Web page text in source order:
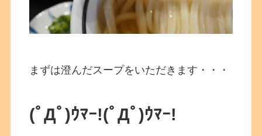
まずは澄んだスープをいただきます・・・
(ﾟДﾟ)ｳﾏｰ!(ﾟДﾟ)ｳﾏｰ!